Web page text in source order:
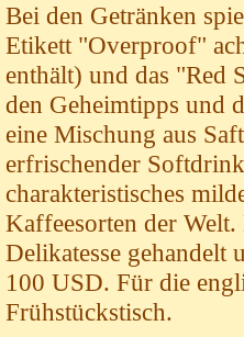
Bei den Getränken
Etikett "Overproof"
enthält) und das "Red
den Geheimtipps und
eine Mischung aus
erfrischender
charakteristisches
Kaffeesorten der
Delikatesse gehandelt
100 USD. Für die
Frühstückstisch.